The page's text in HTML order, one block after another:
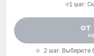
1 шаг.
от
2 шаг. Выберите